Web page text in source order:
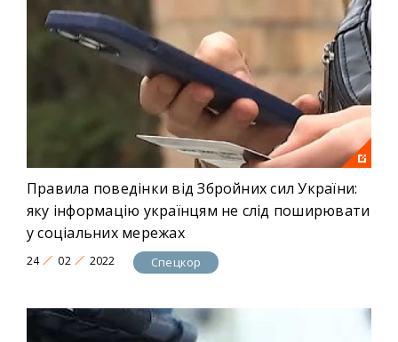
Правила поведінки від Збройних сил України:
яку інформацію українцям не слід поширювати
у соціальних мережах
24 02 2022 Спецкор